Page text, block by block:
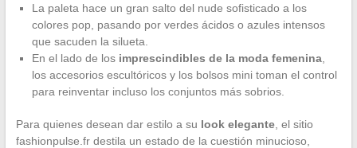
La paleta hace un gran salto del nude sofisticado a los
colores pop, pasando por verdes ácidos o azules intensos
que sacuden la silueta.
En el lado de los imprescindibles de la moda femenina,
los accesorios escultóricos y los bolsos mini toman el control
para reinventar incluso los conjuntos más sobrios.
Para quienes desean dar estilo a su look elegante, el sitio
fashionpulse.fr destila un estado de la cuestión minucioso,